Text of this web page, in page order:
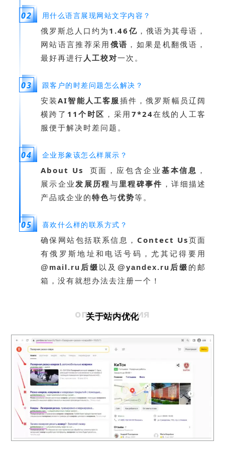
02 用什么语言展现网站文字内容？
俄罗斯总人口约为 1.46亿 ，俄语为其母语，
网站语言推荐采用 俄语 ，如果是机翻俄语，
最好再进行 人工校对一次。
03 跟客户的时差问题怎么解决？
安装AI智能人工客服 插件，俄罗斯幅员辽阔
横跨了 11个时区 ，采用 7*24在线的人工客
服便于解决时差问题。
04 企业形象该怎么样展示？
About Us 页面，应包含企业 基本信息 ，
展示企业 发展历程与里程碑事件 ，详细描述
产品或企业的特色与优势等。
05 喜欢什么样的联系方式？
确保网站包括联系信息， Contect Us页面
有俄罗斯地址和电话号码，尤其记得要用
@mail.ru后缀 以及 @yandex.ru后缀 的邮
箱 ，没有就想办法去注册一个！
оптимизация
关于站内优化